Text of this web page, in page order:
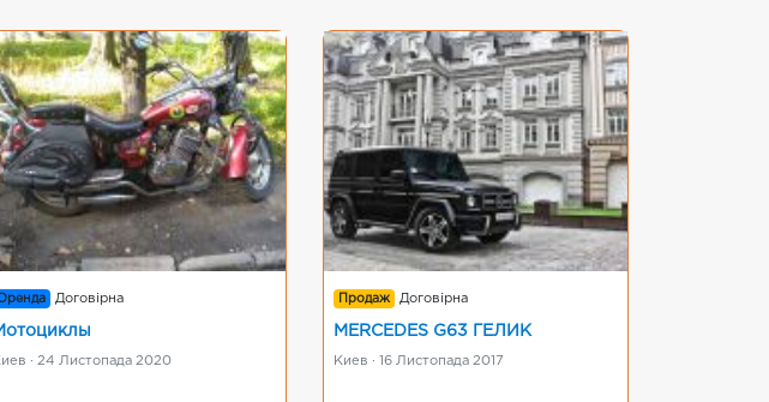
Договірна
· 24 Листопада 2020
Продаж Договірна
MERCEDES G63 ГЕЛИК
Киев · 16 Листопада 2017